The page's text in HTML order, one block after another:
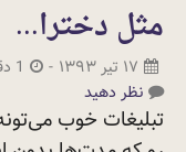
مثل دخترا...
۱۷ تیر ۱۳۹۳ -
1 دقیقه مطالعه
نظر دهید
تبلیغات خوب